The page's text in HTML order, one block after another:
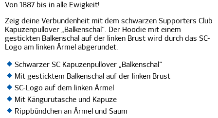
Von 1887 bis in alle Ewigkeit!
Zeig deine Verbundenheit mit dem schwarzen Supporters Club
Kapuzenpullover „Balkenschal“. Der Hoodie mit einem
gestickten Balkenschal auf der linken Brust wird durch das SC-
Logo am linken Ärmel abgerundet.
Schwarzer SC Kapuzenpullover „Balkenschal“
Mit gesticktem Balkenschal auf der linken Brust
SC-Logo auf dem linken Ärmel
Mit Kängurutasche und Kapuze
Rippbündchen an Ärmel und Saum